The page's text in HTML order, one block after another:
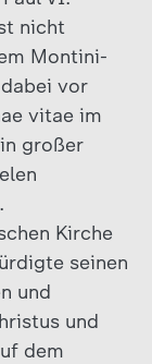
nicht
Montini-
vor
vitae im
großer
Kirche
seinen
und
und
dem